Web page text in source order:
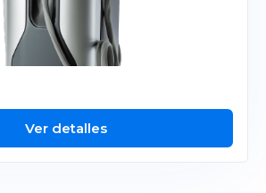
Ver detalles